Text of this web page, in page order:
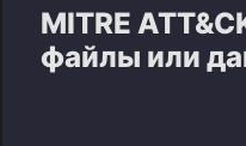
MITRE
файлы или